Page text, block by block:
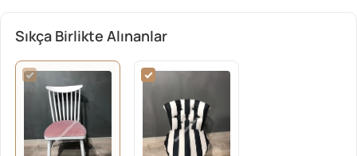
Sıkça Birlikte Alınanlar